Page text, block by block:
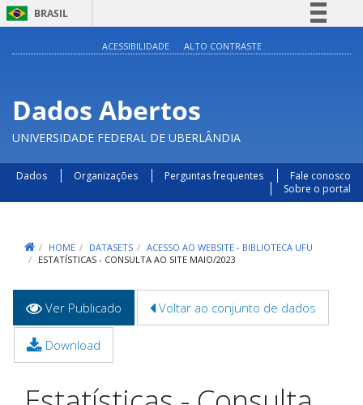
BRASIL
Legislação
Canais
ACESSIBILIDADE ALTO CONTRASTE
Dados Abertos
UNIVERSIDADE FEDERAL DE UBERLÂNDIA
Dados Organizações Perguntas frequentes
Fale conosco
Sobre o portal
HOME DATASETS
ACESSO AO WEBSITE - BIBLIOTECA UFU
ESTATÍSTICAS - CONSULTA AO SITE MAIO/2023
primárias
Ver Publicado
ativa)
Voltar ao conjunto de dados
Download